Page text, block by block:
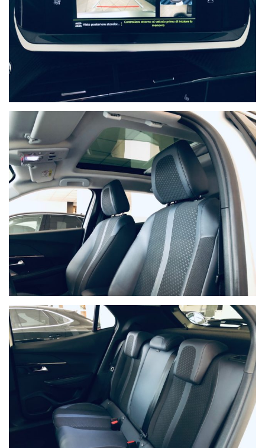
Compila il modulo e ti
l'auto che cerchi sarà
Ho letto e accetto
l'informativa privacy*
Acconsento al
trattamento dei miei
dati per finalità di
marketing
Invia
Queste informazioni non
saranno condivise con
terze parti